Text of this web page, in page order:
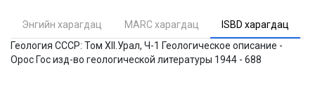
Энгийн харагдац MARC харагдац
ISBD харагдац
Геология СССР: Том XII.Урал, Ч-1 Геологическое описание -
Орос Гос изд-во геологической литературы 1944 - 688